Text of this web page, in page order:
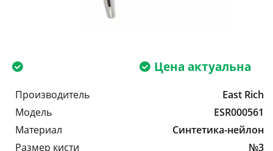
Цена актуальна
Производитель
East Rich
Модель
ESR000561
Материал
Синтетика-нейлон
Размер кисти
№3